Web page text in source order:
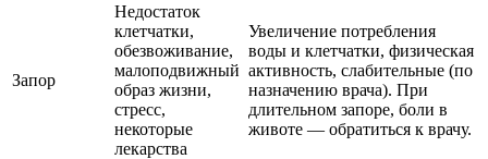
Запор
Недостаток
клетчатки,
обезвоживание,
малоподвижный
образ жизни,
стресс,
некоторые
лекарства
Увеличение потребления
воды и клетчатки, физическая
активность, слабительные (по
назначению врача). При
длительном запоре, боли в
животе — обратиться к врачу.